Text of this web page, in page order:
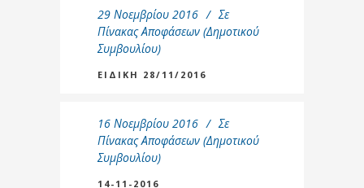
29 Νοεμβρίου 2016
Σε
Πίνακας Αποφάσεων (Δημοτικού
Συμβουλίου)
ΕΙΔΙΚΗ 28/11/2016
16 Νοεμβρίου 2016
Σε
Πίνακας Αποφάσεων (Δημοτικού
Συμβουλίου)
14-11-2016